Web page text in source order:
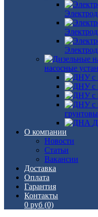
насосные
О компании
Новости
Статьи
Вакансии
Доставка
Оплата
Гарантия
Контакты
0 руб (0)